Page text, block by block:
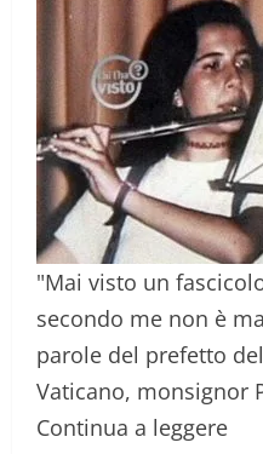
"Mai visto un
secondo me non è
parole del prefetto
Vaticano, monsignor
Continua a leggere